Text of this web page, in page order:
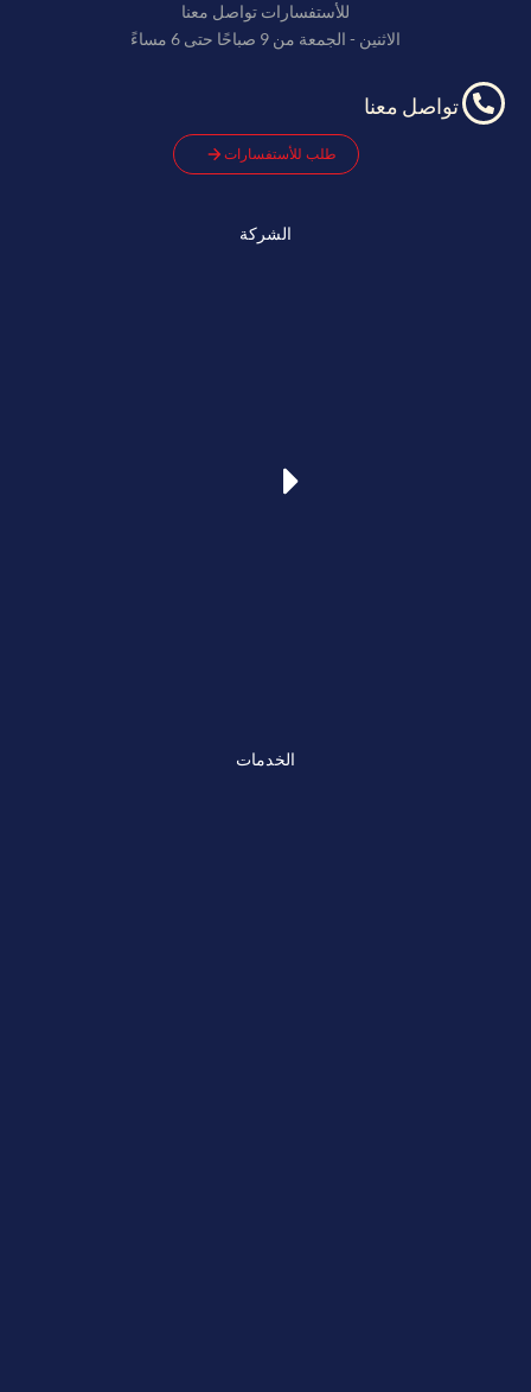
للأستفسارات تواصل معنا
الاثنين - الجمعة من 9 صباحًا حتى 6 مساءً
تواصل معنا
طلب للأستفسارات
الشركة
الخدمات